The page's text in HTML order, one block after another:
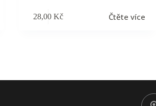
28,00 Kč Čtěte více